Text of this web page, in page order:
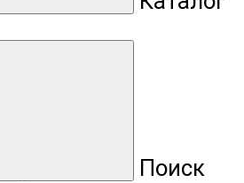
Поиск